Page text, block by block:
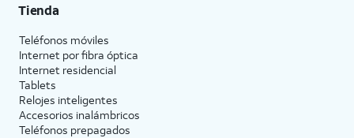
Tienda
Teléfonos móviles
Internet por fibra óptica
Internet residencial
Tablets
Relojes inteligentes
Accesorios inalámbricos
Teléfonos prepagados